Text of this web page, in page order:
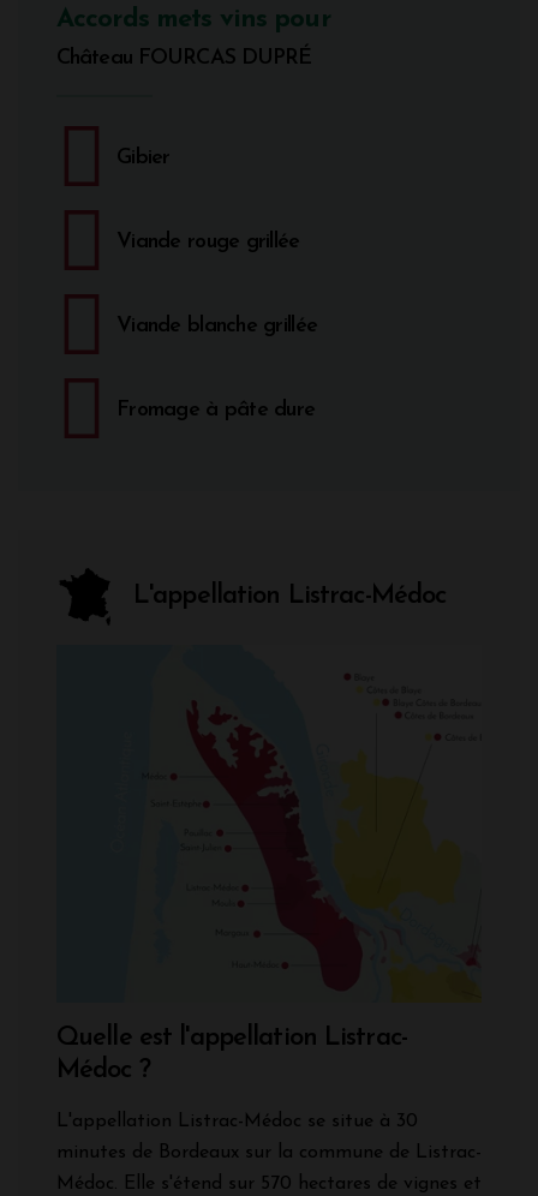
Accords mets vins pour
Château FOURCAS DUPRÉ
Gibier
Viande rouge grillée
Viande blanche grillée
Fromage à pâte dure
L'appellation Listrac-Médoc
Quelle est l'appellation Listrac-
Médoc ?
L'appellation Listrac-Médoc se situe à 30
minutes de Bordeaux sur la commune de Listrac-
Médoc. Elle s'étend sur 570 hectares de vignes et